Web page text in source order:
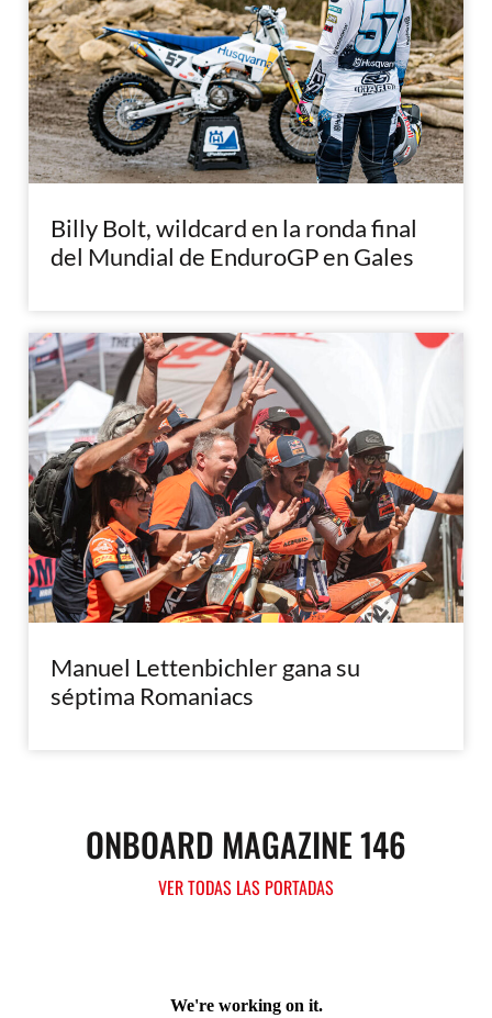
Billy Bolt, wildcard en la ronda final
del Mundial de EnduroGP en Gales
Manuel Lettenbichler gana su
séptima Romaniacs
ONBOARD MAGAZINE 146
VER TODAS LAS PORTADAS